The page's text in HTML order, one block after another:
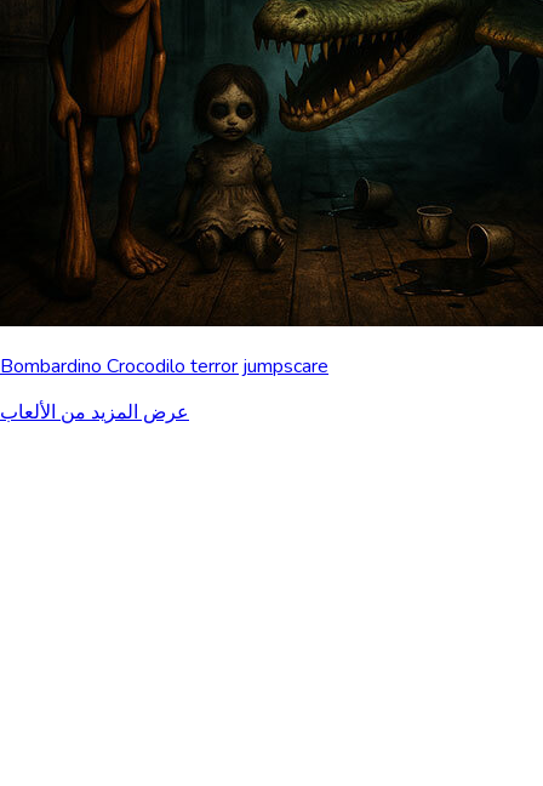
Bombardino Crocodilo terror jumpscare
عرض المزيد من الألعاب